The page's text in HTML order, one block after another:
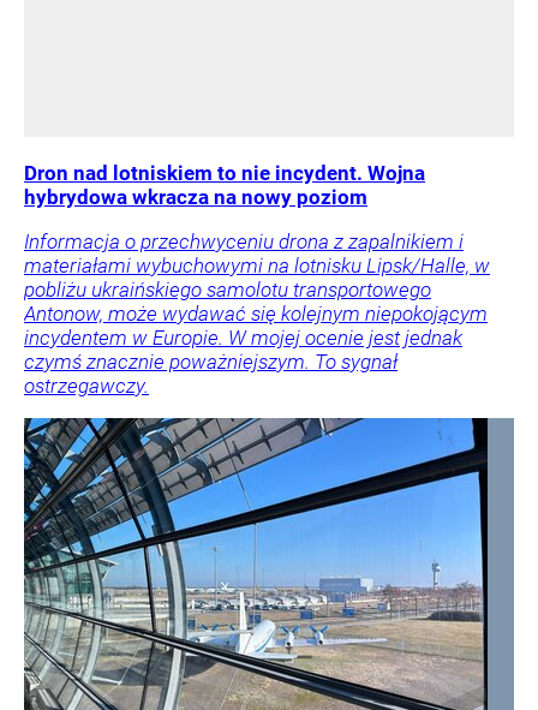
Dron nad lotniskiem to nie incydent. Wojna
hybrydowa wkracza na nowy poziom
Informacja o przechwyceniu drona z zapalnikiem i
materiałami wybuchowymi na lotnisku Lipsk/Halle, w
pobliżu ukraińskiego samolotu transportowego
Antonow, może wydawać się kolejnym niepokojącym
incydentem w Europie. W mojej ocenie jest jednak
czymś znacznie poważniejszym. To sygnał
ostrzegawczy.